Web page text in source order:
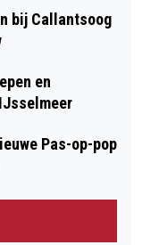
bij Callantsoog
en
Pas-op-pop